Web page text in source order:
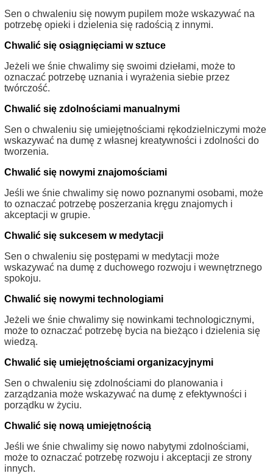
Sen o chwaleniu się nowym pupilem może wskazywać na
potrzebę opieki i dzielenia się radością z innymi.
Chwalić się osiągnięciami w sztuce
Jeżeli we śnie chwalimy się swoimi dziełami, może to
oznaczać potrzebę uznania i wyrażenia siebie przez
twórczość.
Chwalić się zdolnościami manualnymi
Sen o chwaleniu się umiejętnościami rękodzielniczymi może
wskazywać na dumę z własnej kreatywności i zdolności do
tworzenia.
Chwalić się nowymi znajomościami
Jeśli we śnie chwalimy się nowo poznanymi osobami, może
to oznaczać potrzebę poszerzania kręgu znajomych i
akceptacji w grupie.
Chwalić się sukcesem w medytacji
Sen o chwaleniu się postępami w medytacji może
wskazywać na dumę z duchowego rozwoju i wewnętrznego
spokoju.
Chwalić się nowymi technologiami
Jeżeli we śnie chwalimy się nowinkami technologicznymi,
może to oznaczać potrzebę bycia na bieżąco i dzielenia się
wiedzą.
Chwalić się umiejętnościami organizacyjnymi
Sen o chwaleniu się zdolnościami do planowania i
zarządzania może wskazywać na dumę z efektywności i
porządku w życiu.
Chwalić się nową umiejętnością
Jeśli we śnie chwalimy się nowo nabytymi zdolnościami,
może to oznaczać potrzebę rozwoju i akceptacji ze strony
innych.